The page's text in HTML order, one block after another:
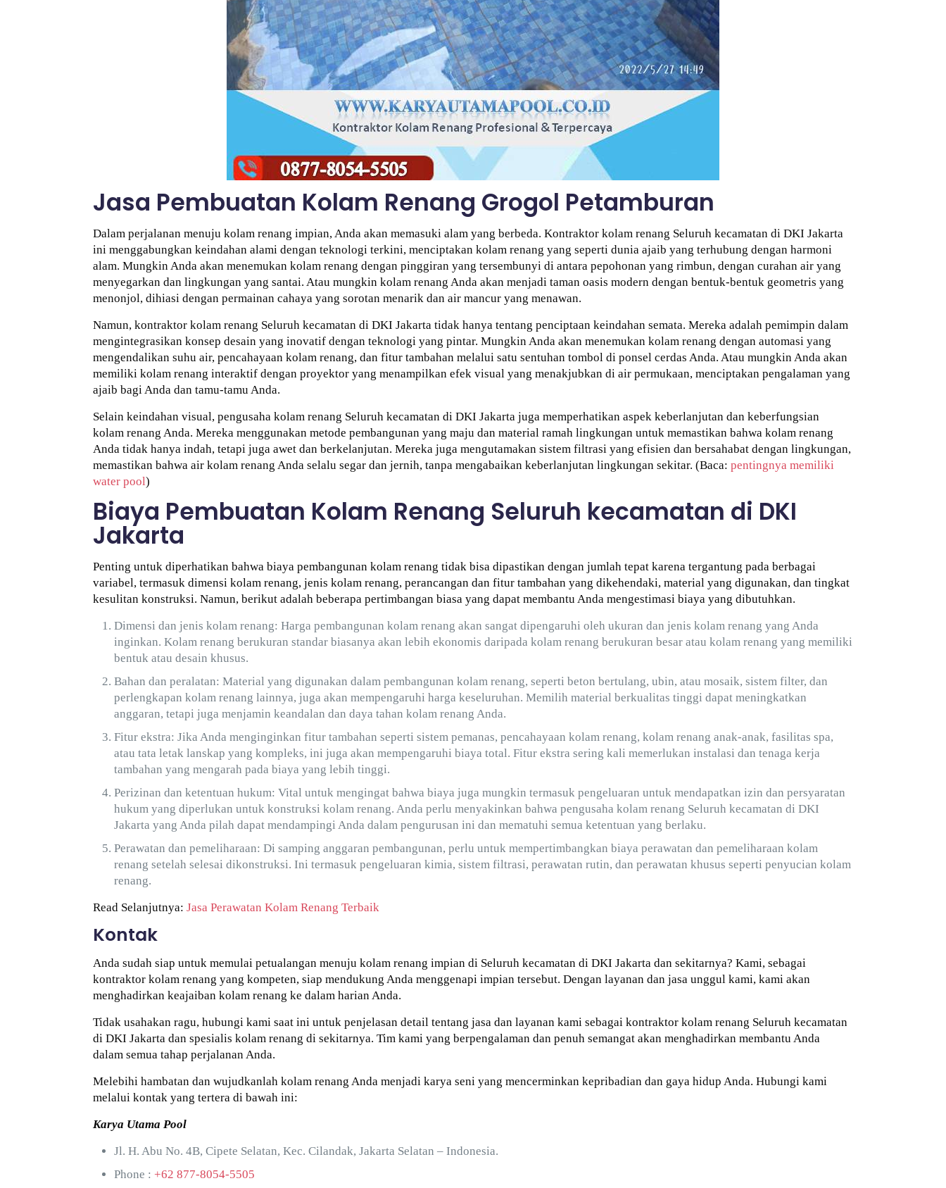
Jasa Pembuatan Kolam Renang Grogol Petamburan
Dalam perjalanan menuju kolam renang impian, Anda akan memasuki alam yang berbeda. Kontraktor kolam renang Seluruh kecamatan di DKI Jakarta
ini menggabungkan keindahan alami dengan teknologi terkini, menciptakan kolam renang yang seperti dunia ajaib yang terhubung dengan harmoni
alam. Mungkin Anda akan menemukan kolam renang dengan pinggiran yang tersembunyi di antara pepohonan yang rimbun, dengan curahan air yang
menyegarkan dan lingkungan yang santai. Atau mungkin kolam renang Anda akan menjadi taman oasis modern dengan bentuk-bentuk geometris yang
menonjol, dihiasi dengan permainan cahaya yang sorotan menarik dan air mancur yang menawan.
Namun, kontraktor kolam renang Seluruh kecamatan di DKI Jakarta tidak hanya tentang penciptaan keindahan semata. Mereka adalah pemimpin dalam
mengintegrasikan konsep desain yang inovatif dengan teknologi yang pintar. Mungkin Anda akan menemukan kolam renang dengan automasi yang
mengendalikan suhu air, pencahayaan kolam renang, dan fitur tambahan melalui satu sentuhan tombol di ponsel cerdas Anda. Atau mungkin Anda akan
memiliki kolam renang interaktif dengan proyektor yang menampilkan efek visual yang menakjubkan di air permukaan, menciptakan pengalaman yang
ajaib bagi Anda dan tamu-tamu Anda.
Selain keindahan visual, pengusaha kolam renang Seluruh kecamatan di DKI Jakarta juga memperhatikan aspek keberlanjutan dan keberfungsian
kolam renang Anda. Mereka menggunakan metode pembangunan yang maju dan material ramah lingkungan untuk memastikan bahwa kolam renang
Anda tidak hanya indah, tetapi juga awet dan berkelanjutan. Mereka juga mengutamakan sistem filtrasi yang efisien dan bersahabat dengan lingkungan,
memastikan bahwa air kolam renang Anda selalu segar dan jernih, tanpa mengabaikan keberlanjutan lingkungan sekitar. (Baca:pentingnya memiliki
water pool)
Biaya Pembuatan Kolam Renang Seluruh kecamatan di DKI
Jakarta
Penting untuk diperhatikan bahwa biaya pembangunan kolam renang tidak bisa dipastikan dengan jumlah tepat karena tergantung pada berbagai
variabel, termasuk dimensi kolam renang, jenis kolam renang, perancangan dan fitur tambahan yang dikehendaki, material yang digunakan, dan tingkat
kesulitan konstruksi. Namun, berikut adalah beberapa pertimbangan biasa yang dapat membantu Anda mengestimasi biaya yang dibutuhkan.
Dimensi dan jenis kolam renang: Harga pembangunan kolam renang akan sangat dipengaruhi oleh ukuran dan jenis kolam renang yang Anda
inginkan. Kolam renang berukuran standar biasanya akan lebih ekonomis daripada kolam renang berukuran besar atau kolam renang yang memiliki
bentuk atau desain khusus.
Bahan dan peralatan: Material yang digunakan dalam pembangunan kolam renang, seperti beton bertulang, ubin, atau mosaik, sistem filter, dan
perlengkapan kolam renang lainnya, juga akan mempengaruhi harga keseluruhan. Memilih material berkualitas tinggi dapat meningkatkan
anggaran, tetapi juga menjamin keandalan dan daya tahan kolam renang Anda.
Fitur ekstra: Jika Anda menginginkan fitur tambahan seperti sistem pemanas, pencahayaan kolam renang, kolam renang anak-anak, fasilitas spa,
atau tata letak lanskap yang kompleks, ini juga akan mempengaruhi biaya total. Fitur ekstra sering kali memerlukan instalasi dan tenaga kerja
tambahan yang mengarah pada biaya yang lebih tinggi.
Perizinan dan ketentuan hukum: Vital untuk mengingat bahwa biaya juga mungkin termasuk pengeluaran untuk mendapatkan izin dan persyaratan
hukum yang diperlukan untuk konstruksi kolam renang. Anda perlu menyakinkan bahwa pengusaha kolam renang Seluruh kecamatan di DKI
Jakarta yang Anda pilah dapat mendampingi Anda dalam pengurusan ini dan mematuhi semua ketentuan yang berlaku.
Perawatan dan pemeliharaan: Di samping anggaran pembangunan, perlu untuk mempertimbangkan biaya perawatan dan pemeliharaan kolam
renang setelah selesai dikonstruksi. Ini termasuk pengeluaran kimia, sistem filtrasi, perawatan rutin, dan perawatan khusus seperti penyucian kolam
renang.
Read Selanjutnya:Jasa Perawatan Kolam Renang Terbaik
Kontak
Anda sudah siap untuk memulai petualangan menuju kolam renang impian di Seluruh kecamatan di DKI Jakarta dan sekitarnya? Kami, sebagai
kontraktor kolam renang yang kompeten, siap mendukung Anda menggenapi impian tersebut. Dengan layanan dan jasa unggul kami, kami akan
menghadirkan keajaiban kolam renang ke dalam harian Anda.
Tidak usahakan ragu, hubungi kami saat ini untuk penjelasan detail tentang jasa dan layanan kami sebagai kontraktor kolam renang Seluruh kecamatan
di DKI Jakarta dan spesialis kolam renang di sekitarnya. Tim kami yang berpengalaman dan penuh semangat akan menghadirkan membantu Anda
dalam semua tahap perjalanan Anda.
Melebihi hambatan dan wujudkanlah kolam renang Anda menjadi karya seni yang mencerminkan kepribadian dan gaya hidup Anda. Hubungi kami
melalui kontak yang tertera di bawah ini:
Karya Utama Pool
Jl. H. Abu No. 4B, Cipete Selatan, Kec. Cilandak, Jakarta Selatan – Indonesia.
Phone :+62 877-8054-5505